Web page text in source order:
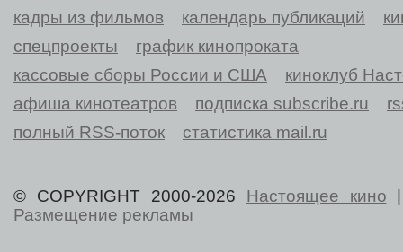
кадры из фильмов
календарь публикаций
спецпроекты
график кинопроката
кассовые сборы России и США
киноклуб
афиша кинотеатров
подписка subscribe.ru
полный RSS-поток
статистика mail.ru
© COPYRIGHT 2000-2026 Настоящее кино
Размещение рекламы